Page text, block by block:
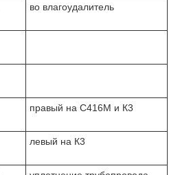
во влагоудалитель
правый на С416М и К3
левый на К3